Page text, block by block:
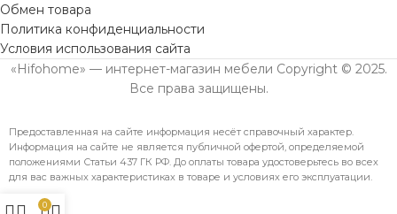
Обмен товара
Политика конфиденциальности
Условия использования сайта
«Hifohome» — интернет-магазин мебели Copyright © 2025.
Все права защищены.
Предоставленная на сайте информация несёт справочный характер.
Информация на сайте не является публичной офертой, определяемой
положениями Статьи 437 ГК РФ. До оплаты товара удостоверьтесь во всех
для вас важных характеристиках в товаре и условиях его эксплуатации.
0